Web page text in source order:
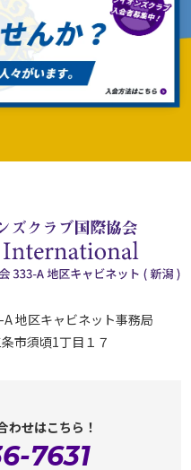
地区キャビネット事務局
市須頃1丁目１７
わせはこちら！
7631